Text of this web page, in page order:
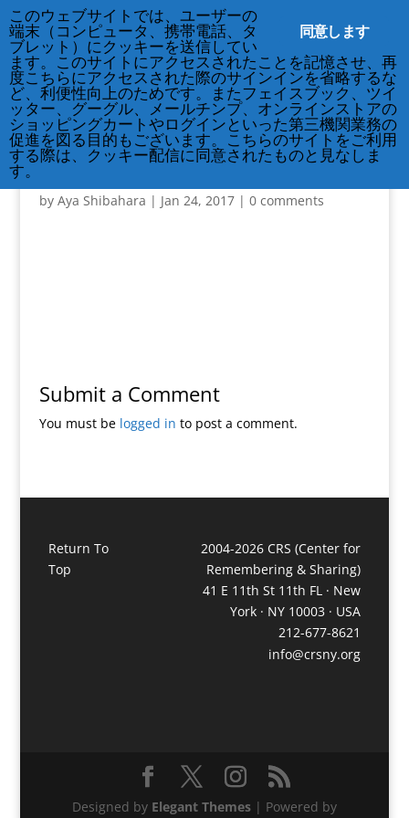
212-677-8621 info@crsny.org
sign
by Aya Shibahara | Jan 24, 2017| 0 comments
Submit a Comment
You must be logged in to post a comment.
Return To
Top
2004-2026 CRS (Center for
Remembering & Sharing)
41 E 11th St 11th FL · New
York · NY 10003 · USA
212-677-8621
info@crsny.org
Designed by Elegant Themes| Powered by
同意します
このウェブサイトでは、ユーザーの
端末（コンピュータ、携帯電話、タ
ブレット）にクッキーを送信してい
ます。このサイトにアクセスされたことを記憶させ、再
度こちらにアクセスされた際のサインインを省略するな
ど、利便性向上のためです。またフェイスブック、ツイ
ッター、グーグル、メールチンプ、オンラインストアの
ショッピングカートやログインといった第三機関業務の
促進を図る目的もございます。こちらのサイトをご利用
する際は、クッキー配信に同意されたものと見なしま
す。